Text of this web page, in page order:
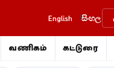
English සිංහල
வணிகம் கட்டுரை